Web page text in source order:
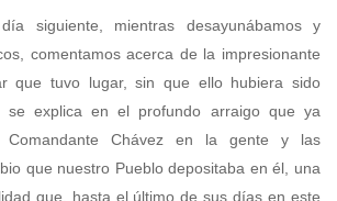
siguiente, mientras desayunábamos y
comentamos acerca de la impresionante
que tuvo lugar, sin que ello hubiera sido
se explica en el profundo arraigo que ya
Comandante Chávez en la gente y las
que nuestro Pueblo depositaba en él, una
que, hasta el último de sus días en este